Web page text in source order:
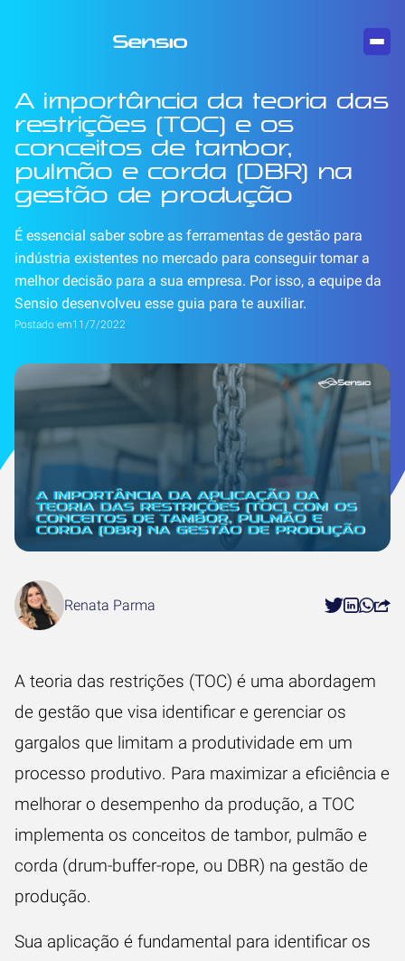
A importância da teoria das
restrições (TOC) e os
conceitos de tambor,
pulmão e corda (DBR) na
gestão de produção
É essencial saber sobre as ferramentas de gestão para
indústria existentes no mercado para conseguir tomar a
melhor decisão para a sua empresa. Por isso, a equipe da
Sensio desenvolveu esse guia para te auxiliar.
Postado em11/7/2022
Renata Parma
A teoria das restrições (TOC) é uma abordagem
de gestão que visa identificar e gerenciar os
gargalos que limitam a produtividade em um
processo produtivo. Para maximizar a eficiência e
melhorar o desempenho da produção, a TOC
implementa os conceitos de tambor, pulmão e
corda (drum-buffer-rope, ou DBR) na gestão de
produção.
Sua aplicação é fundamental para identificar os